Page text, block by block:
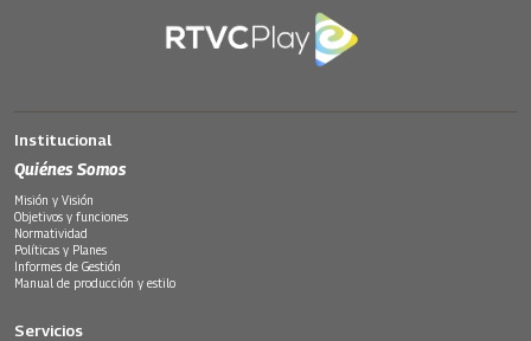
Institucional
Quiénes Somos
Misión y Visión
Objetivos y funciones
Normatividad
Políticas y Planes
Informes de Gestión
Manual de producción y estilo
Servicios